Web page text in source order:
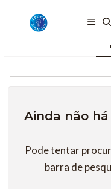
Ainda não
Pode tentar
barra de